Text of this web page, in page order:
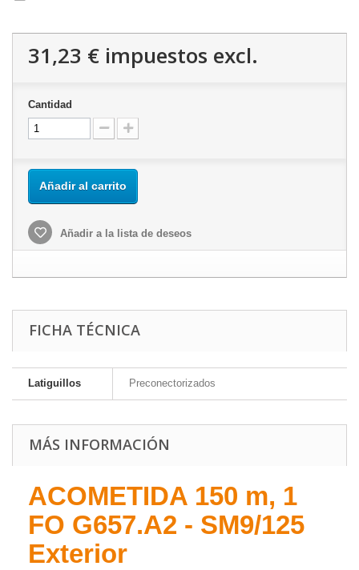
31,23 € impuestos excl.
Cantidad
Añadir al carrito
Añadir a la lista de deseos
FICHA TÉCNICA
Latiguillos Preconectorizados
MÁS INFORMACIÓN
ACOMETIDA 150 m, 1
FO G657.A2 - SM9/125
Exterior